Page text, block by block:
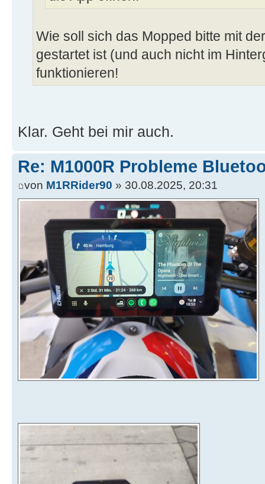
Wie soll sich das Mopped bitte mit
gestartet ist (und auch nicht im
funktionieren!
Klar. Geht bei mir auch.
Re: M1000R Probleme
von M1RRider90 » 30.08.2025, 20:31